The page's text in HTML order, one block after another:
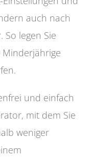
auch nach
So legen Sie
Minderjährige
und einfach
mit dem Sie
weniger